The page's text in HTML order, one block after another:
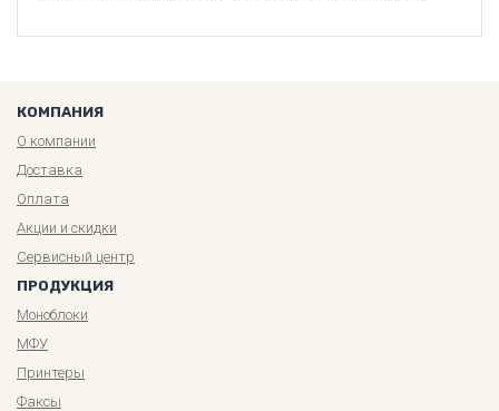
КОМПАНИЯ
О компании
Доставка
Оплата
Акции и скидки
Сервисный центр
ПРОДУКЦИЯ
Моноблоки
МФУ
Принтеры
Факсы